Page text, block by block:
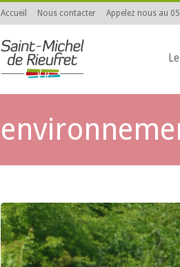
Accueil Nous contacter Appelez nous au